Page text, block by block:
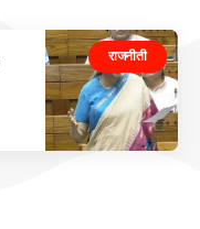
राजनीती